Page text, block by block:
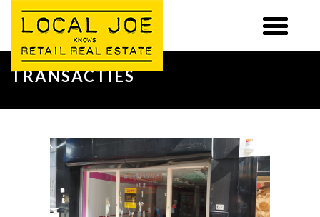
TRANSACTIES